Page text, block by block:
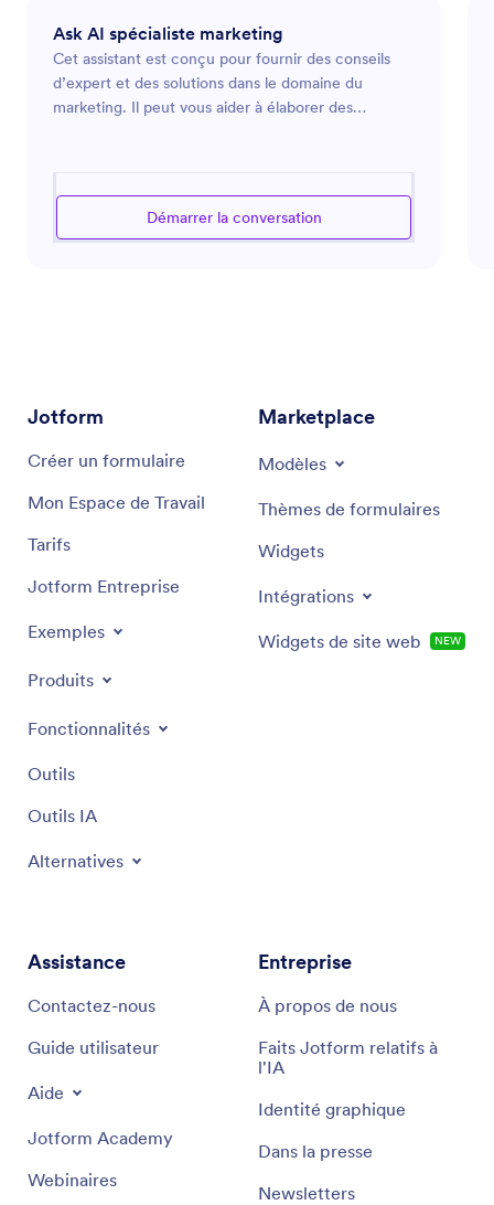
Ask AI spécialiste marketing
Cet assistant est conçu pour fournir des conseils
d’expert et des solutions dans le domaine du
marketing. Il peut vous aider à élaborer des
renforcer la présence en ligne de votre marque ou
recherchiez des moyens d’engager votre audience
Démarrer la conversation
Jotform
Créer un formulaire
Mon Espace de Travail
Tarifs
Jotform Entreprise
Exemples
Produits
Fonctionnalités
Outils
Outils IA
Alternatives
Marketplace
Modèles
Thèmes de formulaires
Widgets
Intégrations
Widgets de site web NEW
Assistance
Contactez-nous
Guide utilisateur
Aide
Jotform Academy
Webinaires
Entreprise
À propos de nous
Faits Jotform relatifs à
l'IA
Identité graphique
Dans la presse
Newsletters